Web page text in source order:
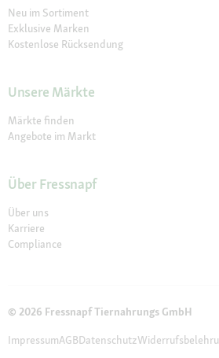
Neu im Sortiment
Exklusive Marken
Kostenlose Rücksendung
Unsere Märkte
Märkte finden
Angebote im Markt
Über Fressnapf
Über uns
Karriere
Compliance
© 2026 Fressnapf Tiernahrungs GmbH
ImpressumAGBDatenschutz